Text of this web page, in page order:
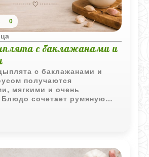
0
с баклажанами и
с баклажанами и
получаются
мягкими и очень
сочетает румяную
овощной соус и свежий
добавляет яркий